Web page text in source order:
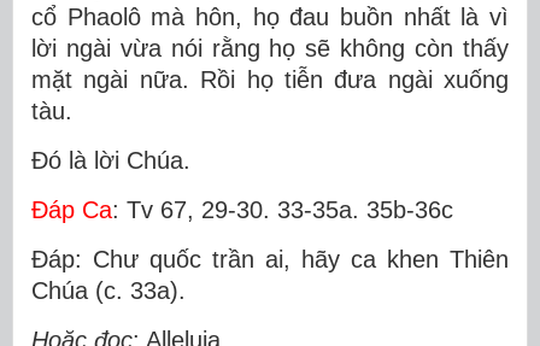
cổ Phaolô mà hôn, họ đau buồn nhất là vì
lời ngài vừa nói rằng họ sẽ không còn thấy
mặt ngài nữa. Rồi họ tiễn đưa ngài xuống
tàu.
Ðó là lời Chúa.
Ðáp Ca: Tv 67, 29-30. 33-35a. 35b-36c
Ðáp: Chư quốc trần ai, hãy ca khen Thiên
Chúa (c. 33a).
Hoặc đọc: Alleluia.